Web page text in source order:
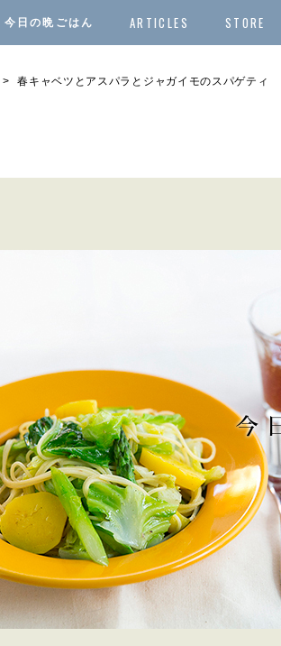
今日の晩ごはん ARTICLES STORE
春キャベツとアスパラとジャガイモのスパゲティ